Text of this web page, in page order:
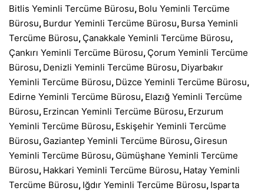
Bitlis Yeminli Tercüme Bürosu, Bolu Yeminli Tercüme
Bürosu, Burdur Yeminli Tercüme Bürosu, Bursa Yeminli
Tercüme Bürosu, Çanakkale Yeminli Tercüme Bürosu,
Çankırı Yeminli Tercüme Bürosu, Çorum Yeminli Tercüme
Bürosu, Denizli Yeminli Tercüme Bürosu, Diyarbakır
Yeminli Tercüme Bürosu, Düzce Yeminli Tercüme Bürosu,
Edirne Yeminli Tercüme Bürosu, Elazığ Yeminli Tercüme
Bürosu, Erzincan Yeminli Tercüme Bürosu, Erzurum
Yeminli Tercüme Bürosu, Eskişehir Yeminli Tercüme
Bürosu, Gaziantep Yeminli Tercüme Bürosu, Giresun
Yeminli Tercüme Bürosu, Gümüşhane Yeminli Tercüme
Bürosu, Hakkari Yeminli Tercüme Bürosu, Hatay Yeminli
Tercüme Bürosu, Iğdır Yeminli Tercüme Bürosu, Isparta